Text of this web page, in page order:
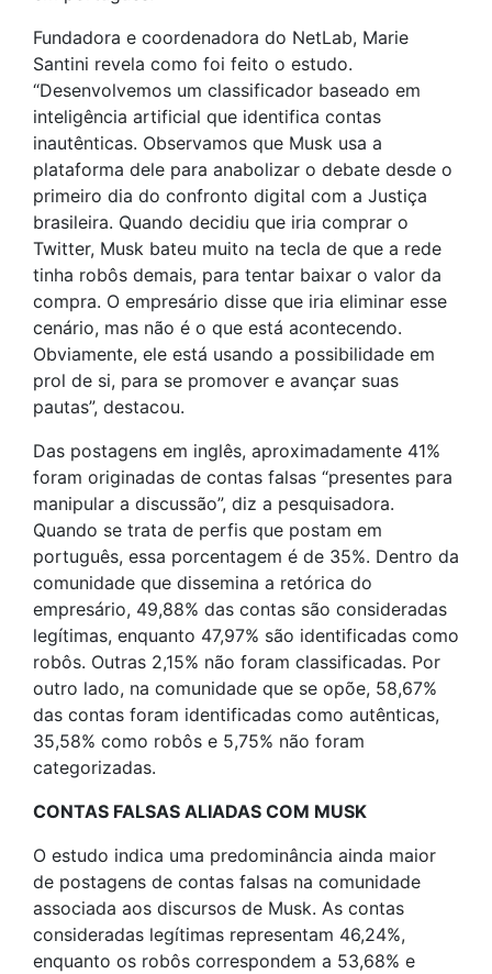
Fundadora e coordenadora do NetLab, Marie
Santini revela como foi feito o estudo.
“Desenvolvemos um classificador baseado em
inteligência artificial que identifica contas
inautênticas. Observamos que Musk usa a
plataforma dele para anabolizar o debate desde o
primeiro dia do confronto digital com a Justiça
brasileira. Quando decidiu que iria comprar o
Twitter, Musk bateu muito na tecla de que a rede
tinha robôs demais, para tentar baixar o valor da
compra. O empresário disse que iria eliminar esse
cenário, mas não é o que está acontecendo.
Obviamente, ele está usando a possibilidade em
prol de si, para se promover e avançar suas
pautas”, destacou.
Das postagens em inglês, aproximadamente 41%
foram originadas de contas falsas “presentes para
manipular a discussão”, diz a pesquisadora.
Quando se trata de perfis que postam em
português, essa porcentagem é de 35%. Dentro da
comunidade que dissemina a retórica do
empresário, 49,88% das contas são consideradas
legítimas, enquanto 47,97% são identificadas como
robôs. Outras 2,15% não foram classificadas. Por
outro lado, na comunidade que se opõe, 58,67%
das contas foram identificadas como autênticas,
35,58% como robôs e 5,75% não foram
categorizadas.
CONTAS FALSAS ALIADAS COM MUSK
O estudo indica uma predominância ainda maior
de postagens de contas falsas na comunidade
associada aos discursos de Musk. As contas
consideradas legítimas representam 46,24%,
enquanto os robôs correspondem a 53,68% e